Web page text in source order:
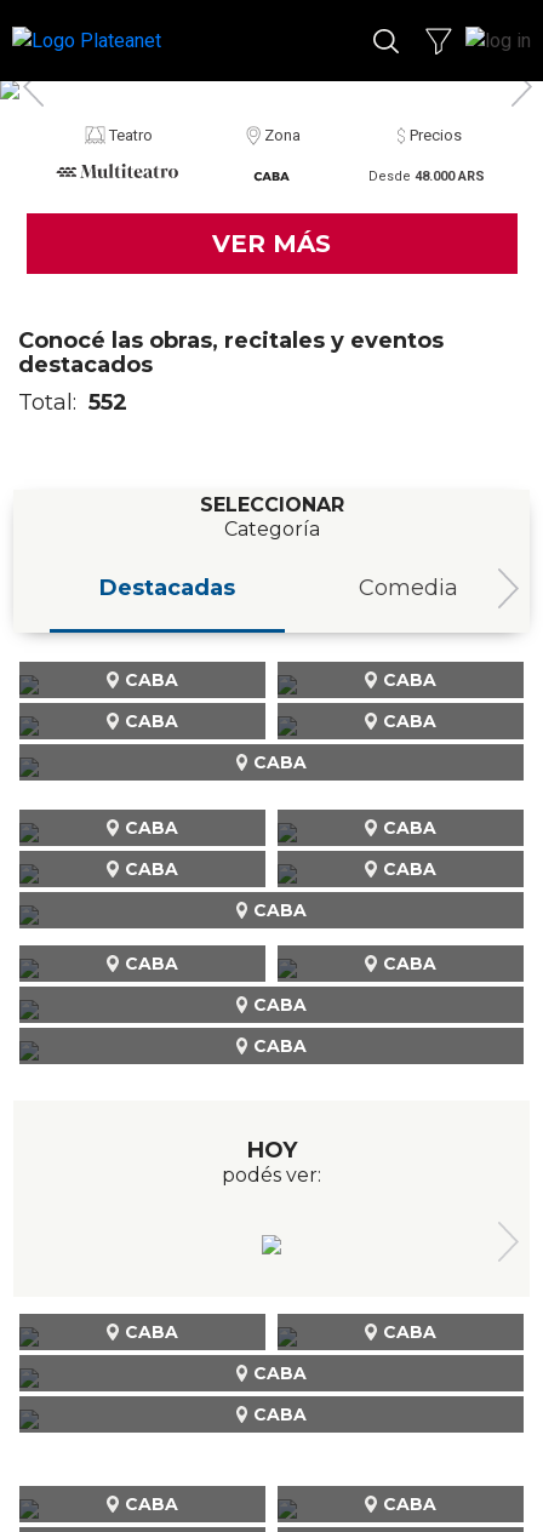
Teatro Zona Precios
Desde 48.000 ARS
VER MÁS
Conocé las obras, recitales y eventos
destacados
Total: 552
SELECCIONAR
Categoría
Destacadas Comedia
CABA
CABA
CABA
CABA
CABA
CABA CABA
CABA
CABA CABA
CABA
CABA CABA
CABA
HOY
podés ver:
CABA
CABA CABA
CABA
CABA CABA